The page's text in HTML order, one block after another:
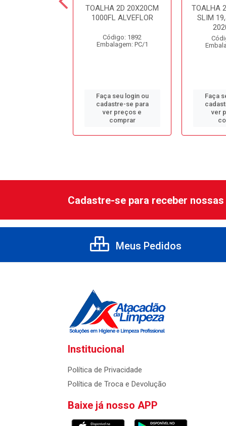
TOALHA 2D 20X20CM
1000FL ALVEFLOR
Código: 1892
Embalagem: PC/1
Faça seu login ou
cadastre-se para
ver preços e
comprar
TOALHA
SLIM
Faça
ver
Cadastre-se para receber
Meus Pedidos
Institucional
Política de Privacidade
Política de Troca e Devolução
Baixe já nosso APP